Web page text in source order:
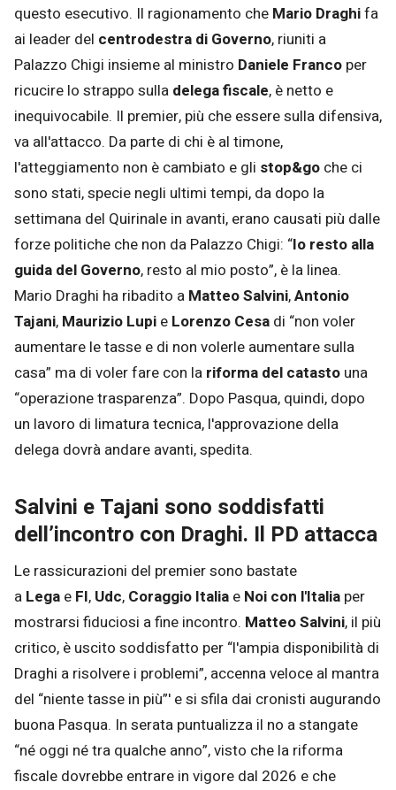
questo esecutivo. Il ragionamento che Mario Draghifa
ai leader del centrodestra di Governo, riuniti a
Palazzo Chigi insieme al ministro Daniele Franco per
ricucire lo strappo sulla delega fiscale, è netto e
inequivocabile. Il premier, più che essere sulla difensiva,
va all'attacco. Da parte di chi è al timone,
l'atteggiamento non è cambiato e gli stop&go che ci
sono stati, specie negli ultimi tempi, da dopo la
settimana del Quirinale in avanti, erano causati più dalle
forze politiche che non da Palazzo Chigi: “Io resto alla
guida del Governo, resto al mio posto”, è la linea.
Mario Draghi ha ribadito a Matteo Salvini,Antonio
Tajani, Maurizio Lupi e Lorenzo Cesa di “non voler
aumentare le tasse e di non volerle aumentare sulla
casa” ma di voler fare con la riforma del catasto una
“operazione trasparenza”. Dopo Pasqua, quindi, dopo
un lavoro di limatura tecnica, l'approvazione della
delega dovrà andare avanti, spedita.
Salvini e Tajani sono soddisfatti
dell’incontro con Draghi. Il PD attacca
Le rassicurazioni del premier sono bastate
a Lega e FI, Udc, Coraggio Italia e Noi con l'Italia per
mostrarsi fiduciosi a fine incontro. Matteo Salvini, il più
critico, è uscito soddisfatto per “l'ampia disponibilità di
Draghi a risolvere i problemi”, accenna veloce al mantra
del “niente tasse in più”' e si sfila dai cronisti augurando
buona Pasqua. In serata puntualizza il no a stangate
“né oggi né tra qualche anno”, visto che la riforma
fiscale dovrebbe entrare in vigore dal 2026 e che